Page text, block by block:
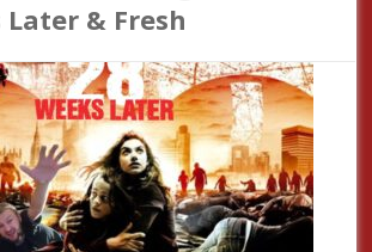
Later & Fresh